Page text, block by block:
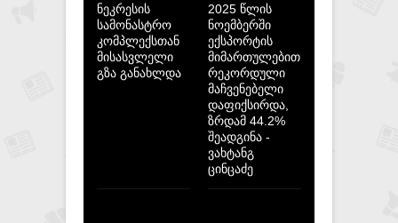
ნეკრესის
სამონასტრო
კომპლექსთან
მისასვლელი
გზა განახლდა
2025 წლის
ნოემბერში
ექსპორტის
მიმართულებით
რეკორდული
მაჩვენებელი
დაფიქსირდა,
ზრდამ 44.2%
შეადგინა -
ვახტანგ
ცინცაძე